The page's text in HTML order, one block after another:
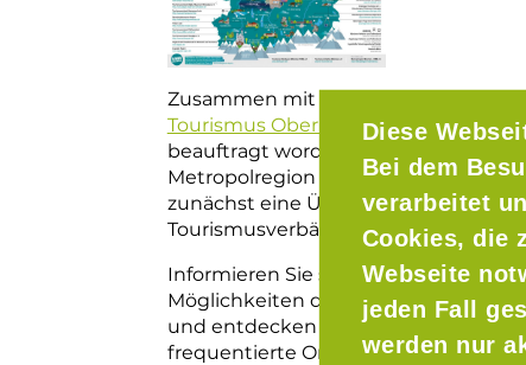
Diese
Bei dem
verarbeitet
Cookies, die
Webseite
jeden Fall
werden nur
Zusammen mit der
Tourismus Oberbayern München
beauftragt worden, den
Metropolregion München positiv zu
zunächst eine Übersicht aller, in der
Tourismusverbände für Sie
Informieren Sie sich hier über die
Möglichkeiten der Ausflugsplanung
und entdecken Sie auch einmal
frequentierte Orte der